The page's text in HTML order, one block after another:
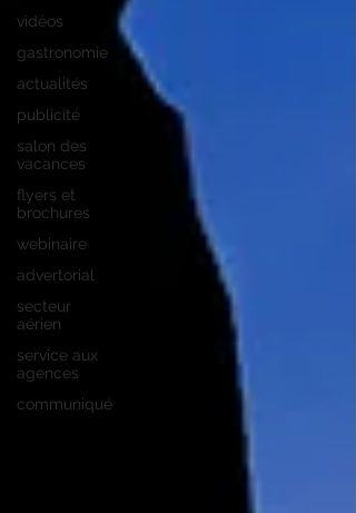
vidéos
gastronomie
actualités
publicité
salon des
vacances
flyers et
brochures
webinaire
advertorial
secteur
aérien
service aux
agences
communiqué